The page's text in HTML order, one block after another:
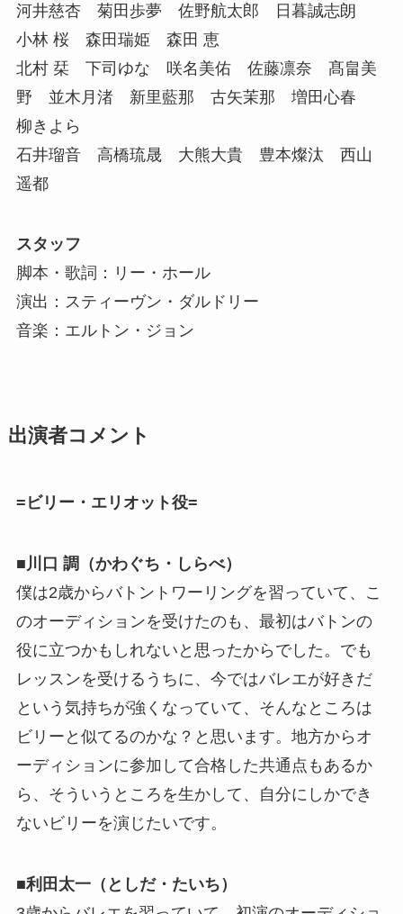
河井慈杏 菊田歩夢 佐野航太郎 日暮誠志朗
小林 桜 森田瑞姫 森田 恵
北村 栞 下司ゆな 咲名美佑 佐藤凛奈 髙畠美
野 並木月渚 新里藍那 古矢茉那 増田心春
柳きよら
石井瑠音 高橋琉晟 大熊大貴 豊本燦汰 西山
遥都
スタッフ
脚本・歌詞：リー・ホール
演出：スティーヴン・ダルドリー
音楽：エルトン・ジョン
出演者コメント
=ビリー・エリオット役=
■川口 調（かわぐち・しらべ）
僕は2歳からバトントワーリングを習っていて、こ
のオーディションを受けたのも、最初はバトンの
役に立つかもしれないと思ったからでした。でも
レッスンを受けるうちに、今ではバレエが好きだ
という気持ちが強くなっていて、そんなところは
ビリーと似てるのかな？と思います。地方からオ
ーディションに参加して合格した共通点もあるか
ら、そういうところを生かして、自分にしかでき
ないビリーを演じたいです。
■利田太一（としだ・たいち）